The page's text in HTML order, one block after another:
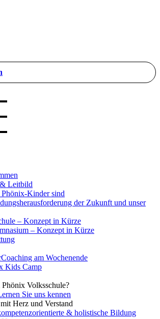
Leitbild
Phönix-Kinder sind
der Zukunft und unser
– Konzept in Kürze
– Konzept in Kürze
am Wochenende
Kids Camp
Phönix Volksschule?
Sie uns kennen
Herz und Verstand
& holistische Bildung